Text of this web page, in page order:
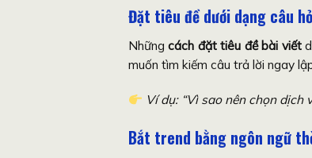
Đặt tiêu đề dưới dạng câu
Nhữngcách đặt tiêu đề bài viết
muốn tìm kiếm câu trả lời ngay
Ví dụ: “Vì sao nên chọn dịch
Bắt trend bằng ngôn ngữ